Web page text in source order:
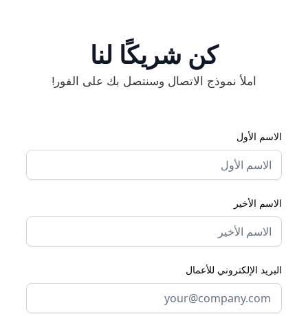
كن شريكًا لنا
املأ نموذج الاتصال وسنتصل بك على الفور!
الاسم الأول
الاسم الأخير
البريد الإلكتروني للأعمال